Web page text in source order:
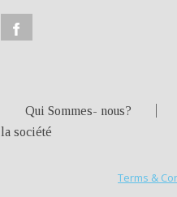
Qui Sommes- nous?
la société
Terms &